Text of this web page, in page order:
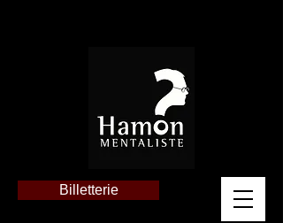
Billetterie